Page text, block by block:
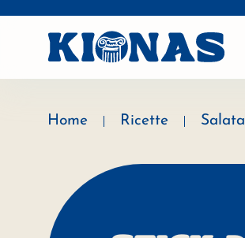
Skip to main content
Home Ricette Salata